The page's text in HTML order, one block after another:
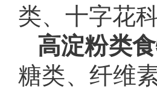
类、十字花
高淀粉类
糖类、纤维